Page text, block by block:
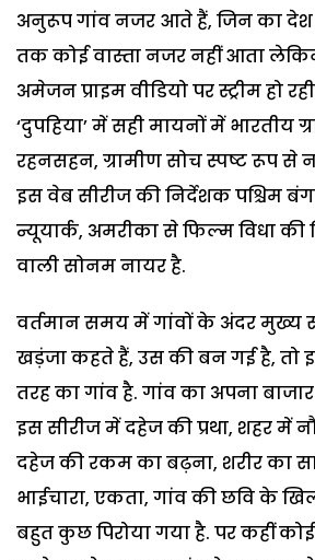
अनुरूप गांव नजर आते हैं, जिन का देश
तक कोई वास्ता नजर नहीं आता
अमेजन प्राइम वीडियो पर स्ट्रीम हो
‘दुपहिया’ में सही मायनों में भारतीय
रहनसहन, ग्रामीण सोच स्पष्ट रूप से
इस वेब सीरीज की निर्देशक पश्चिम
न्यूयार्क, अमरीका से फिल्म विधा की
वाली सोनम नायर है.
वर्तमान समय में गांवों के अंदर मुख्य
खड़ंजा कहते हैं, उस की बन गई है, तो
तरह का गांव है. गांव का अपना
इस सीरीज में दहेज की प्रथा, शहर में
दहेज की रकम का बढ़ना, शरीर का
भाईचारा, एकता, गांव की छवि के
बहुत कुछ पिरोया गया है. पर कहीं